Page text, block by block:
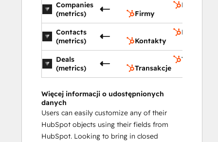
Companies
(metrics)
Firmy
Firmy
Contacts
(metrics)
Kontakty
Kontakty
Deals
(metrics)
Transakcje
Transakcje
Więcej informacji o udostępnionych
danych
Users can easily customize any of their
HubSpot objects using their fields from
HubSpot. Looking to bring in closed